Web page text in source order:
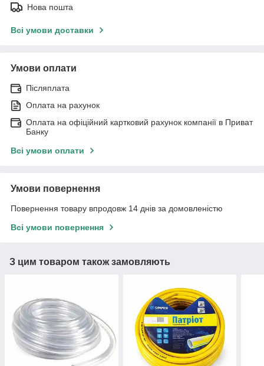
Нова пошта
Всі умови доставки
Умови оплати
Післяплата
Оплата на рахунок
Оплата на офіційний картковий рахунок компанії в Приват
Банку
Всі умови оплати
Умови повернення
Повернення товару впродовж 14 днів за домовленістю
Всі умови повернення
З цим товаром також замовляють